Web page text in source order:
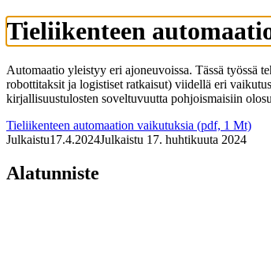
Tieliikenteen
Automaatio yleistyy eri ajoneuvoissa. Tässä työssä
robottitaksit ja logistiset ratkaisut) viidellä eri
kirjallisuustulosten soveltuvuutta pohjoismaisiin
Tieliikenteen automaation vaikutuksia (pdf, 1 Mt)
Julkaistu17.4.2024Julkaistu 17. huhtikuuta 2024
Alatunniste